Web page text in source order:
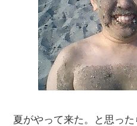
夏がやって来た。と思っ